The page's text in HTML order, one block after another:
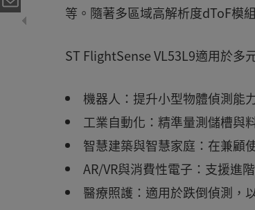
等。隨著多區域高解析度dToF模
ST FlightSense VL53L9適用於多
機器人：提升小型物體偵測能
工業自動化：精準量測儲槽與
智慧建築與智慧家庭：在兼顧
AR/VR與消費性電子：支援進
醫療照護：適用於跌倒偵測，